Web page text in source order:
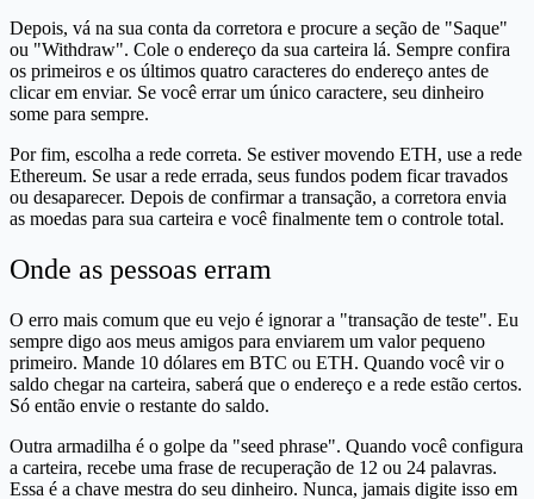
Depois, vá na sua conta da corretora e procure a seção de "Saque"
ou "Withdraw". Cole o endereço da sua carteira lá. Sempre confira
os primeiros e os últimos quatro caracteres do endereço antes de
clicar em enviar. Se você errar um único caractere, seu dinheiro
some para sempre.
Por fim, escolha a rede correta. Se estiver movendo ETH, use a rede
Ethereum. Se usar a rede errada, seus fundos podem ficar travados
ou desaparecer. Depois de confirmar a transação, a corretora envia
as moedas para sua carteira e você finalmente tem o controle total.
Onde as pessoas erram
O erro mais comum que eu vejo é ignorar a "transação de teste". Eu
sempre digo aos meus amigos para enviarem um valor pequeno
primeiro. Mande 10 dólares em BTC ou ETH. Quando você vir o
saldo chegar na carteira, saberá que o endereço e a rede estão certos.
Só então envie o restante do saldo.
Outra armadilha é o golpe da "seed phrase". Quando você configura
a carteira, recebe uma frase de recuperação de 12 ou 24 palavras.
Essa é a chave mestra do seu dinheiro. Nunca, jamais digite isso em